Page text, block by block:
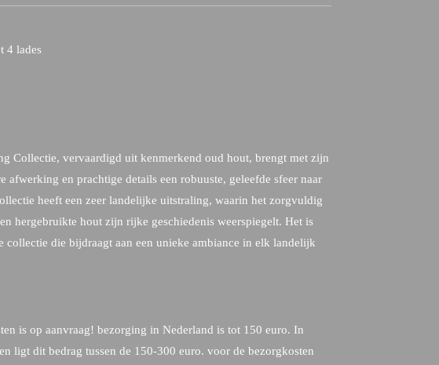
4 lades
Collectie, vervaardigd uit kenmerkend oud hout, brengt met zijn
afwerking en prachtige details een robuuste, geleefde sfeer naar
heeft een zeer landelijke uitstraling, waarin het zorgvuldig
en hergebruikte hout zijn rijke geschiedenis weerspiegelt. Het is
collectie die bijdraagt aan een unieke ambiance in elk landelijk
is op aanvraag! bezorging in Nederland is tot 150 euro. In
ligt dit bedrag tussen de 150-300 euro. voor de bezorgkosten